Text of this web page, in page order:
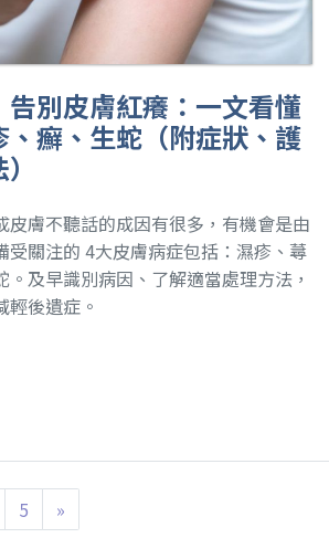
告別皮膚紅癢：一文看懂
癬、生蛇（附症狀、護
皮膚不聽話的成因有很多，有機會是由
受關注的 4大皮膚病症包括：濕疹、蕁
及早識別病因、了解適當處理方法，
輕後遺症。
5 »